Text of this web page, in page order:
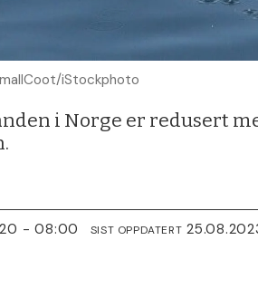
iStockphoto
i Norge er redusert
- 08:00 SIST OPPDATERT